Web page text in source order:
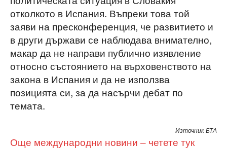
отколкото в Испания. Въпреки това той
заяви на пресконференция, че развитието и
в други държави се наблюдава внимателно,
макар да не направи публично изявление
относно състоянието на върховенството на
закона в Испания и да не използва
позицията си, за да насърчи дебат по
темата.
Източник БТА
Още международни новини – четете тук